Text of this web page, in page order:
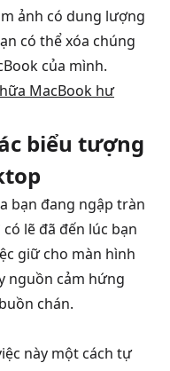
ảnh có dung lượng
có thể xóa chúng
của mình.
MacBook hư
biểu tượng
bạn đang ngập tràn
lẽ đã đến lúc bạn
giữ cho màn hình
nguồn cảm hứng
chán.
này một cách tự